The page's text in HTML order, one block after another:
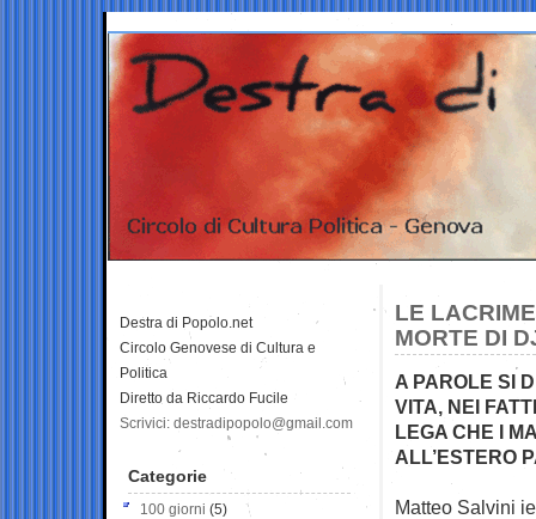
LE
MORTE DI
A PAROLE SI
VITA, NEI
LEGA CHE I
ALL’ESTERO
Matteo Salvini
Destra di Popolo.net
Circolo Genovese di Cultura e
Politica
Diretto da Riccardo Fucile
Scrivici: destradipopolo@gmail.com
Categorie
100 giorni (5)